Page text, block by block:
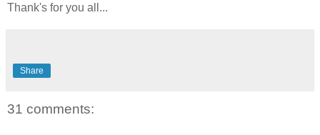
Thank's for you all...
Share
31 comments: